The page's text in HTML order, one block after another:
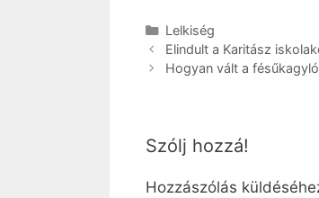
Kategória
Lelkiség
Elindult a Karitász
Hogyan vált a
Szólj hozzá!
Hozzászólás